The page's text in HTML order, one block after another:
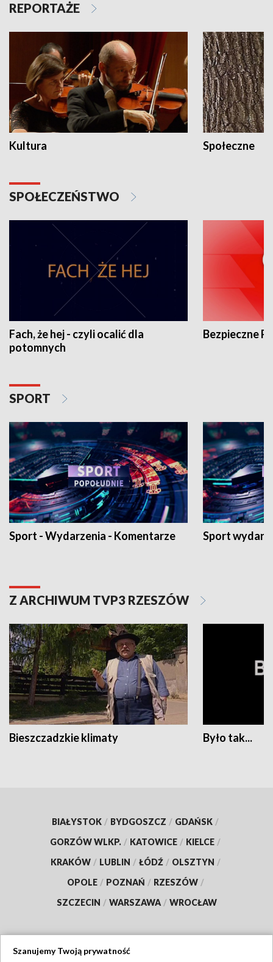
REPORTAŻE
Kultura Społeczne
SPOŁECZEŃSTWO
Fach, że hej - czyli ocalić dla
potomnych
Bezpieczne
SPORT
Sport - Wydarzenia - Komentarze Sport
Z ARCHIWUM TVP3 RZESZÓW
Bieszczadzkie klimaty Było tak...
BIAŁYSTOK / BYDGOSZCZ / GDAŃSK /
GORZÓW WLKP. / KATOWICE / KIELCE /
KRAKÓW / LUBLIN / ŁÓDŹ / OLSZTYN /
OPOLE / POZNAŃ / RZESZÓW /
SZCZECIN / WARSZAWA / WROCŁAW
Szanujemy Twoją prywatność